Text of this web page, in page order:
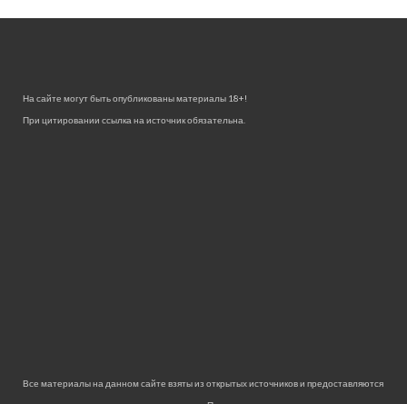
На сайте могут быть опубликованы материалы 18+!
При цитировании ссылка на источник обязательна.
Все материалы на данном сайте взяты из открытых источников и предоставляются